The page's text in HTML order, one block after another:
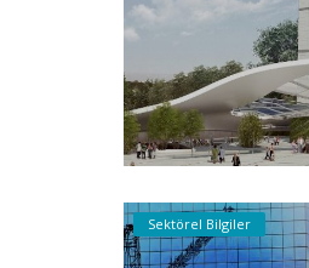
Sektörel Bilgiler